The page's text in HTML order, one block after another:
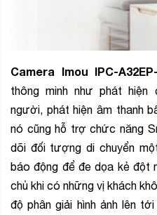
Camera Imou IPC-
thông minh như phát hiện
người, phát hiện âm thanh
nó cũng hỗ trợ chức năng
dõi đối tượng di chuyển
báo động để đe dọa kẻ đột
chủ khi có những vị khách
độ phân giải hình ảnh lên